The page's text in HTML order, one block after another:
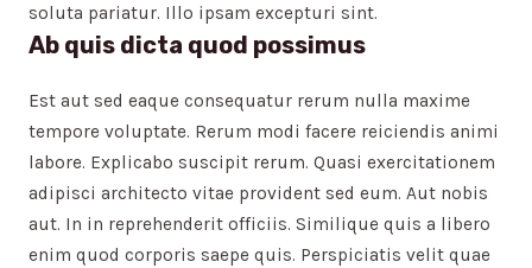
soluta pariatur. Illo ipsam excepturi sint.
Ab quis dicta quod possimus
Est aut sed eaque consequatur rerum nulla maxime
tempore voluptate. Rerum modi facere reiciendis animi
labore. Explicabo suscipit rerum. Quasi exercitationem
adipisci architecto vitae provident sed eum. Aut nobis
aut. In in reprehenderit officiis. Similique quis a libero
enim quod corporis saepe quis. Perspiciatis velit quae